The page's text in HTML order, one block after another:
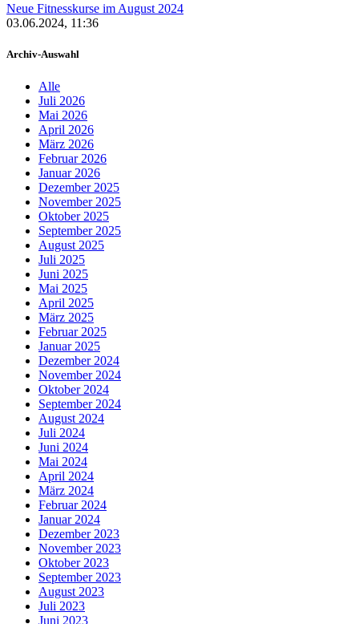
Neue Fitnesskurse im August 2024
03.06.2024, 11:36
Archiv-Auswahl
Alle
Juli 2026
Mai 2026
April 2026
März 2026
Februar 2026
Januar 2026
Dezember 2025
November 2025
Oktober 2025
September 2025
August 2025
Juli 2025
Juni 2025
Mai 2025
April 2025
März 2025
Februar 2025
Januar 2025
Dezember 2024
November 2024
Oktober 2024
September 2024
August 2024
Juli 2024
Juni 2024
Mai 2024
April 2024
März 2024
Februar 2024
Januar 2024
Dezember 2023
November 2023
Oktober 2023
September 2023
August 2023
Juli 2023
Juni 2023